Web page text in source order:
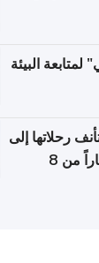
البيئة
رحلاتها إلى
البحرين وأربيل والكويت اعتباراً من 8